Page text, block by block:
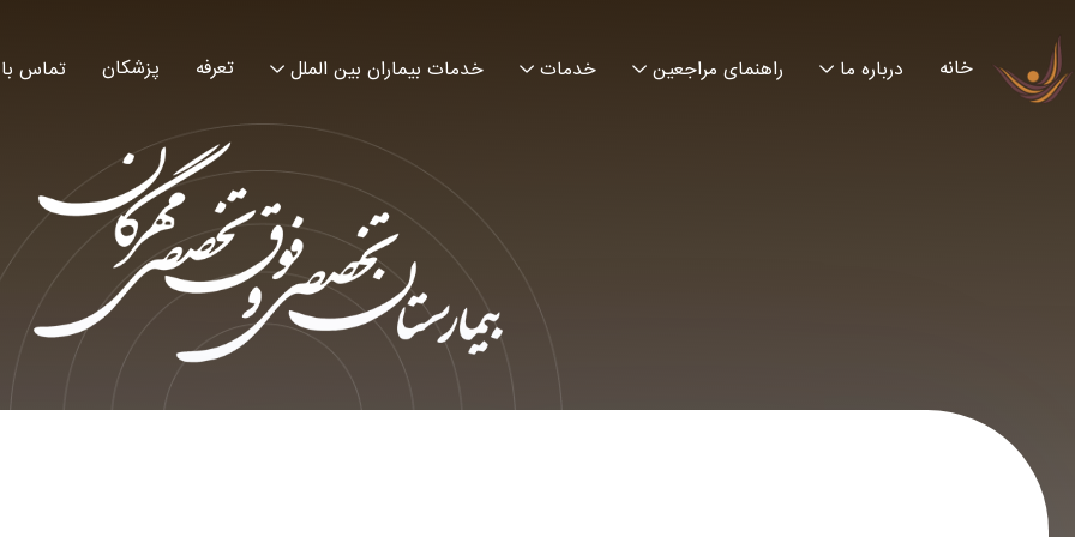
خانه درباره ما راهنمای مراجعین خدمات خدمات بیماران بین الملل تعرفه پزشکان تماس